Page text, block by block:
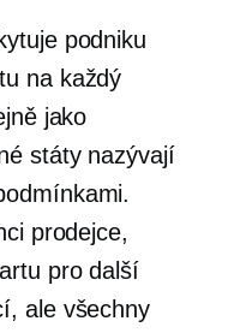
podniku
na každý
jako
státy nazývají
prodejce,
pro další
ale všechny